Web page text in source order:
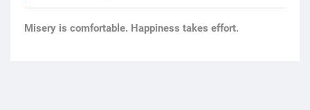
Мisery is comfortable. Happiness takes effort.